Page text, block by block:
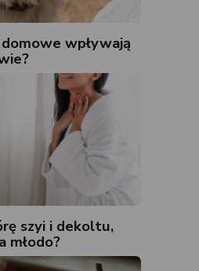
wpływają
szyi i dekoltu,
młodo?